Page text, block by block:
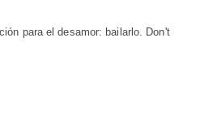
para el desamor: bailarlo. Don't